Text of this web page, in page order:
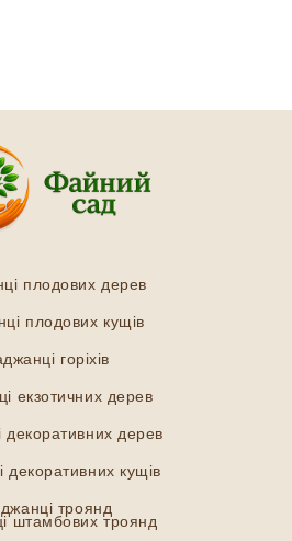
плодових дерев
плодових кущів
горіхів
екзотичних дерев
декоративних дерев
декоративних кущів
троянд
штамбових троянд